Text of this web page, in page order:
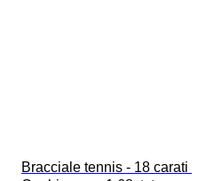
Bracciale tennis - 18 carati